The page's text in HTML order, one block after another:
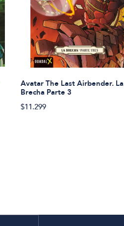
Avatar The Last Airbender. La
Brecha Parte 3
$11.299